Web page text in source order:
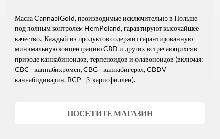
Масла CannabiGold, производимые исключительно в Польше
под полным контролем HemPoland, гарантируют высочайшее
качество.. Каждый из продуктов содержит гарантированную
минимальную концентрацию CBD и других встречающихся в
природе каннабиноидов, терпеноидов и флавоноидов (включая:
CBC - каннабихромен, CBG - каннабигерол, CBDV -
каннабидиварин, BCP - β-кариофиллен).
ПОСЕТИТЕ МАГАЗИН